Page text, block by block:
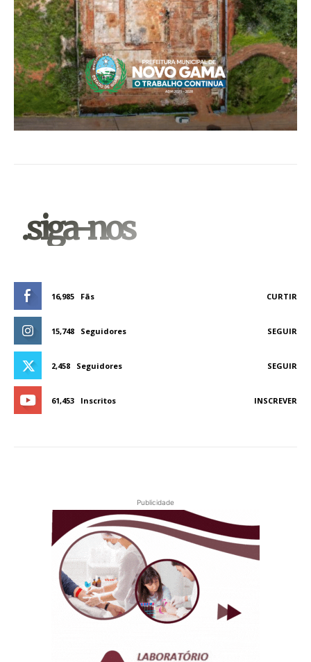
.siga-nos
16,985 Fãs CURTIR
15,748 Seguidores SEGUIR
2,458 Seguidores SEGUIR
61,453 Inscritos INSCREVER
Publicidade